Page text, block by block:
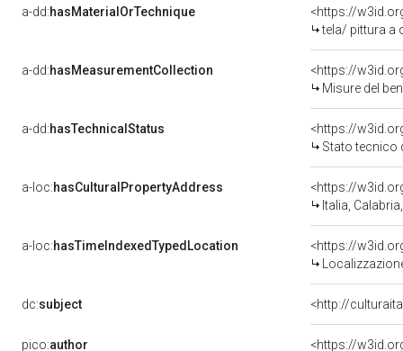
a-dd:hasMaterialOrTechnique
<https://
tela/ pittura a
a-dd:hasMeasurementCollection
<https://
Misure del
a-dd:hasTechnicalStatus
<https://
Stato tecnico
a-loc:hasCulturalPropertyAddress
<https://
Italia,
a-loc:hasTimeIndexedTypedLocation
<https://
dc:subject <http://
pico:author <https://